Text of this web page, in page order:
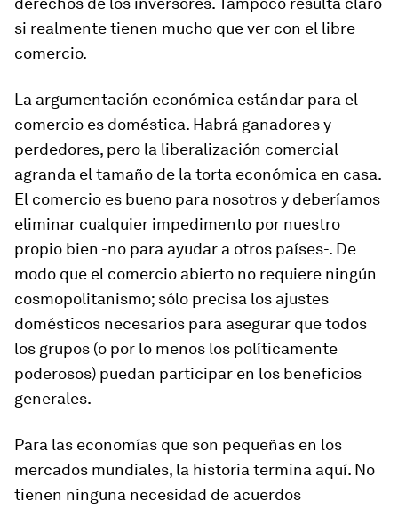
si realmente tienen mucho que ver con el libre
comercio.
La argumentación económica estándar para el
comercio es doméstica. Habrá ganadores y
perdedores, pero la liberalización comercial
agranda el tamaño de la torta económica en casa.
El comercio es bueno para nosotros y deberíamos
eliminar cualquier impedimento por nuestro
propio bien -no para ayudar a otros países-. De
modo que el comercio abierto no requiere ningún
cosmopolitanismo; sólo precisa los ajustes
domésticos necesarios para asegurar que todos
los grupos (o por lo menos los políticamente
poderosos) puedan participar en los beneficios
generales.
Para las economías que son pequeñas en los
mercados mundiales, la historia termina aquí. No
tienen ninguna necesidad de acuerdos